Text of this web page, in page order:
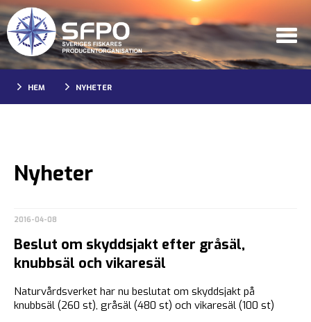
HEM NYHETER
Nyheter
2016-04-08
Beslut om skyddsjakt efter gråsäl,
knubbsäl och vikaresäl
Naturvårdsverket har nu beslutat om skyddsjakt på
knubbsäl (260 st), gråsäl (480 st) och vikaresäl (100 st)